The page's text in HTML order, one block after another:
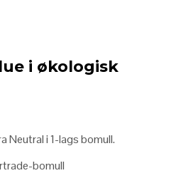
i økologisk
Neutral i 1-lags bomull.
bomull